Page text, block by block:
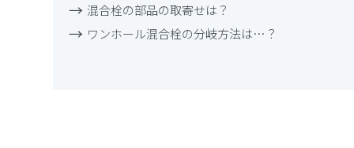
混合栓の部品の取寄せは？
ワンホール混合栓の分岐方法は…？